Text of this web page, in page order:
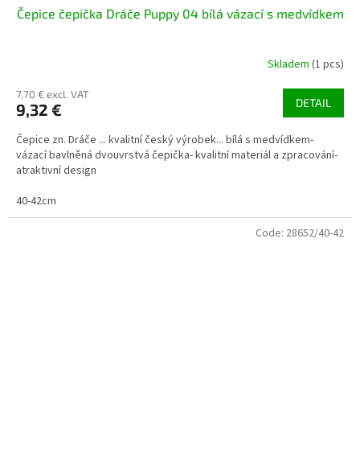
Čepice čepička Dráče Puppy 04 bílá vázací s medvídkem
Skladem (1 pcs)
7,70 € excl. VAT
9,32 € DETAIL
Čepice zn. Dráče ... kvalitní český výrobek... bílá s medvídkem-
vázací bavlněná dvouvrstvá čepička- kvalitní materiál a zpracování-
atraktivní design
40-42cm
Code: 28652/40-42